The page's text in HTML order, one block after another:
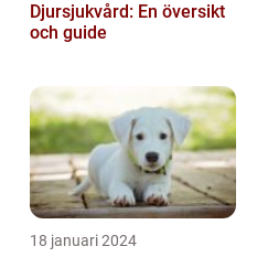
Djursjukvård: En översikt
och guide
18 januari 2024